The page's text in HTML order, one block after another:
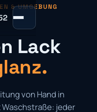
& UMGEBUNG
Lack
von Hand in
jeder